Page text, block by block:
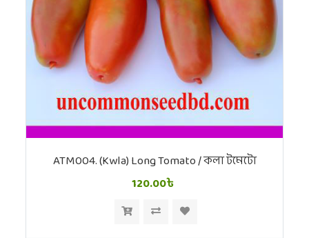
ATM004. (Kwla) Long Tomato / কলা টমেটো
120.00৳